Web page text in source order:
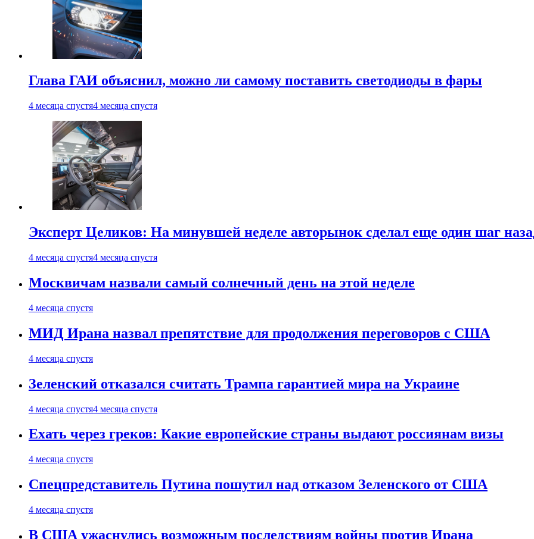
Глава ГАИ объяснил, можно ли самому поставить светодиоды в фары
4 месяца спустя4 месяца спустя
Эксперт Целиков: На минувшей неделе авторынок сделал еще один шаг
4 месяца спустя4 месяца спустя
Москвичам назвали самый солнечный день на этой неделе
4 месяца спустя
МИД Ирана назвал препятствие для продолжения переговоров с США
4 месяца спустя
Зеленский отказался считать Трампа гарантией мира на Украине
4 месяца спустя4 месяца спустя
Ехать через греков: Какие европейские страны выдают россиянам визы
4 месяца спустя
Спецпредставитель Путина пошутил над отказом Зеленского от США
4 месяца спустя
В США ужаснулись возможным последствиям войны против Ирана